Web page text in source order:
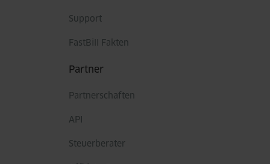
Support
FastBill Fakten
Partner
Partnerschaften
API
Steuerberater